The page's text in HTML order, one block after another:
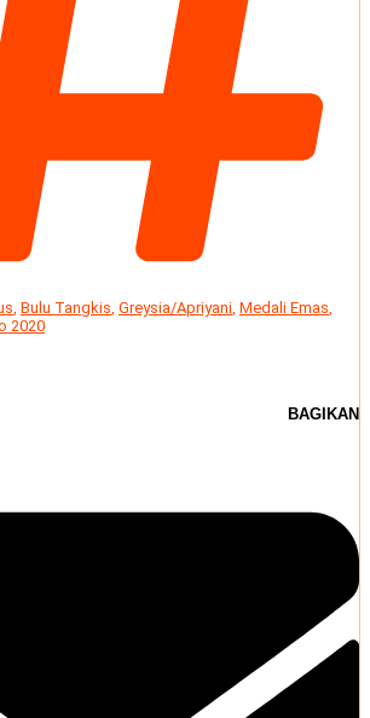
, Bulu Tangkis, Greysia/Apriyani, Medali Emas,
2020
BAGIKAN